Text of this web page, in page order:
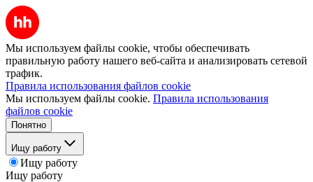
Мы используем файлы cookie, чтобы обеспечивать
правильную работу нашего веб-сайта и анализировать сетевой
трафик.
Правила использования файлов cookie
Мы используем файлы cookie. Правила использования
файлов cookie
Понятно
Ищу работу
Ищу работу
Ищу работу